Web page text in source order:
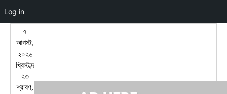
৭
আগস্ট,
২০২৬
খ্রিস্টাব্দ
২৩
শ্রাবণ,
Log in